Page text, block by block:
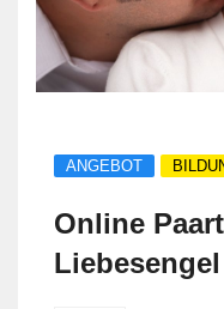
ANGEBOT
Online
Liebesengel